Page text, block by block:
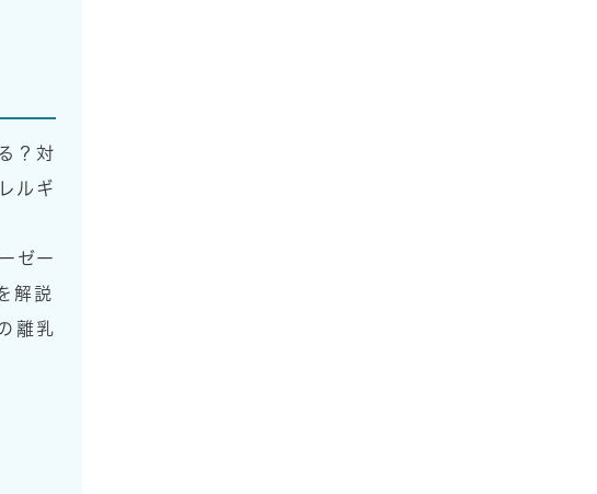
？対
ルギ
ゼー
解説
離乳